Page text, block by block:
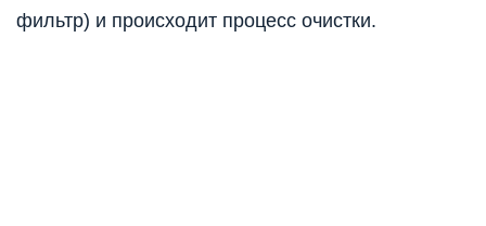
фильтр) и происходит процесс очистки.